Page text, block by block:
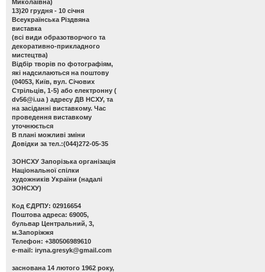
Миколаївна)
13)20 грудня - 10 січня
Всеукраїнська Різдвяна
виставка
(всі види образотворчого та
декоративно-прикладного
мистецтва)
Відбір творів по фотографіям,
які надсилаються на поштову
(04053, Київ, вул. Січових
Стрільців, 1-5) або електронну (
dv56@i.ua ) адресу ДВ НСХУ, та
на засіданні виставкому. Час
проведення виставкому
уточнюється
В плані можливі зміни
Довідки за тел.:(044)272-05-35
ЗОНСХУ Запорізька організація
Національної спілки
художників України (надалі
ЗОНСХУ)
Код ЄДРПУ: 02916654
Поштова адреса: 69005,
бульвар Центральний, 3,
м.Запоріжжя
Телефон: +380506989610
e-mail: iryna.gresyk@gmail.com
заснована 14 лютого 1962 року,